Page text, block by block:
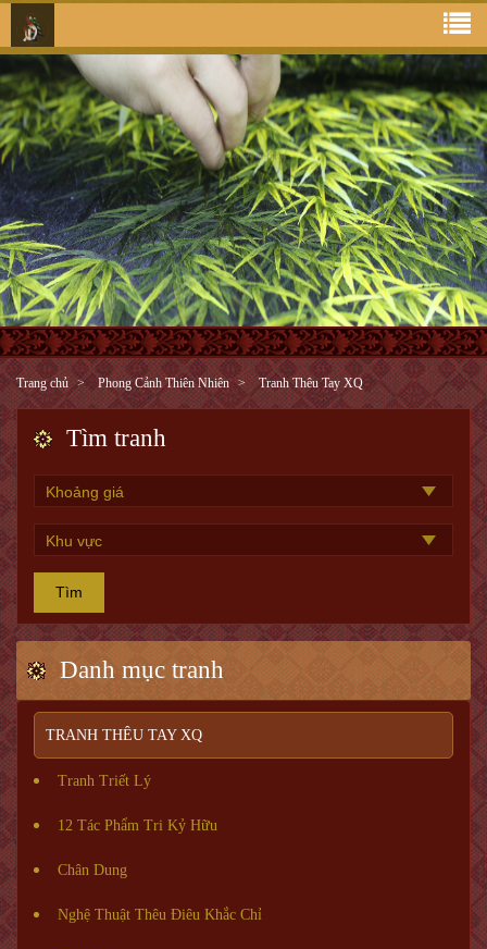
Trang chủ Phong Cảnh Thiên Nhiên Tranh Thêu Tay XQ
Tìm tranh
Tìm
Danh mục tranh
TRANH THÊU TAY XQ
Tranh Triết Lý
12 Tác Phẩm Tri Kỷ Hữu
Chân Dung
Nghệ Thuật Thêu Điêu Khắc Chỉ